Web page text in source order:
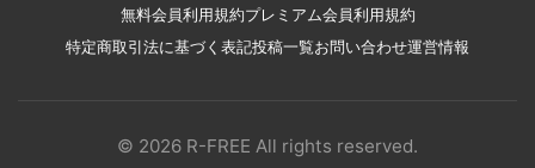
無料会員利用規約プレミアム会員利用規約
特定商取引法に基づく表記投稿一覧お問い合わせ運営情報
© 2026 R-FREE All rights reserved.